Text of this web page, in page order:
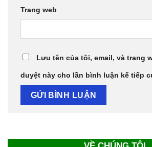
Trang web
Lưu tên của tôi, email, và trang
duyệt này cho lần bình luận kế tiếp